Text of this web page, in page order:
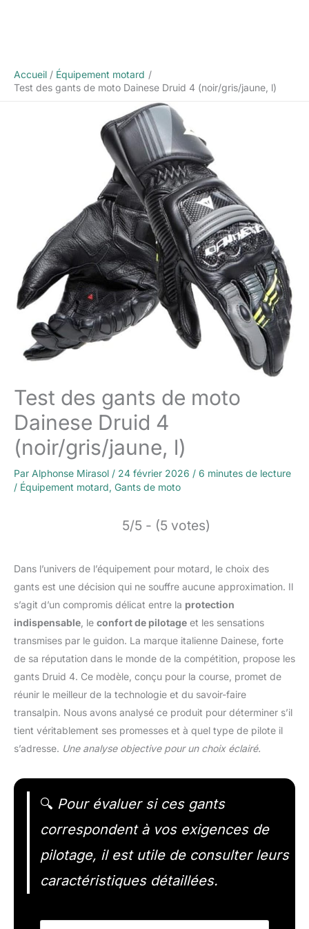
Accueil
Équipement motard
Test des gants de moto Dainese Druid 4 (noir/gris/jaune, l)
Test des gants de moto
Dainese Druid 4
(noir/gris/jaune, l)
Par Alphonse Mirasol / 24 février 2026 / 6 minutes de lecture
/ Équipement motard, Gants de moto
5/5 - (5 votes)
Dans l’univers de l’équipement pour motard, le choix des
gants est une décision qui ne souffre aucune approximation. Il
s’agit d’un compromis délicat entre la protection
indispensable , le confort de pilotage et les sensations
transmises par le guidon. La marque italienne Dainese, forte
de sa réputation dans le monde de la compétition, propose les
gants Druid 4. Ce modèle, conçu pour la course, promet de
réunir le meilleur de la technologie et du savoir-faire
transalpin. Nous avons analysé ce produit pour déterminer s’il
tient véritablement ses promesses et à quel type de pilote il
s’adresse. Une analyse objective pour un choix éclairé.
🔍 Pour évaluer si ces gants
correspondent à vos exigences de
pilotage, il est utile de consulter leurs
caractéristiques détaillées.